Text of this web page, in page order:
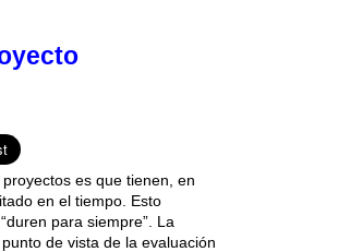
es que tienen, en
en el tiempo. Esto
para siempre”. La
de vista de la evaluación